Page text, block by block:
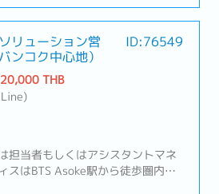
めに、各種ファイナンスサービス
す。【業務内容】・新規および既
（電話・メール・訪問）・日系企
ト業務・顧客ニーズのヒアリング
・商品の提案・見積書の作成およ
渉・受注後の各種手続き（書類回
での進行管理）・顧客との関係構
ローアップ・与信申請および関連
部署と顧客間の調整業務・売上目
満足度の維持・向上および問題発
リューション営
ンコク中心地）
ID:76549
THB
担当者もしくはアシスタントマネ
スはBTS Asoke駅から徒歩圏内